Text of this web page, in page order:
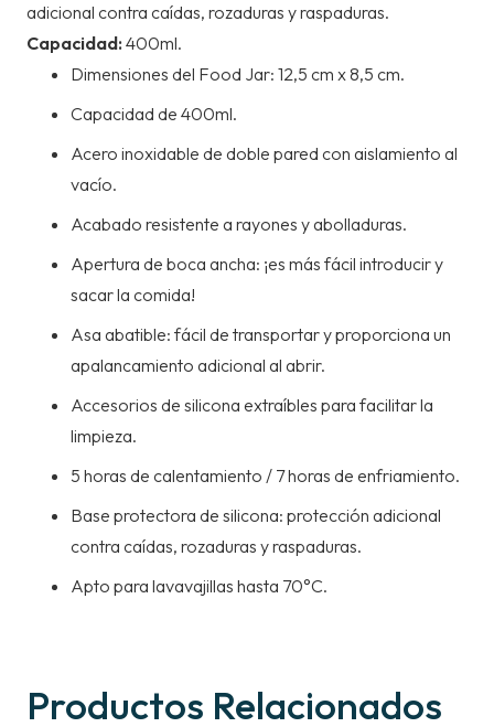
adicional contra caídas, rozaduras y raspaduras.
Capacidad: 400ml.
Dimensiones del Food Jar: 12,5 cm x 8,5 cm.
Capacidad de 400ml.
Acero inoxidable de doble pared con aislamiento al
vacío.
Acabado resistente a rayones y abolladuras.
Apertura de boca ancha: ¡es más fácil introducir y
sacar la comida!
Asa abatible: fácil de transportar y proporciona un
apalancamiento adicional al abrir.
Accesorios de silicona extraíbles para facilitar la
limpieza.
5 horas de calentamiento / 7 horas de enfriamiento.
Base protectora de silicona: protección adicional
contra caídas, rozaduras y raspaduras.
Apto para lavavajillas hasta 70°C.
Productos Relacionados